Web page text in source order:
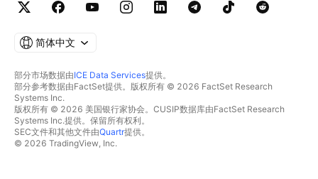
简体中文
部分市场数据由ICE Data Services提供。
部分参考数据由FactSet提供。版权所有 © 2026 FactSet Research
Systems Inc.
版权所有 © 2026 美国银行家协会。CUSIP数据库由FactSet Research
Systems Inc.提供。保留所有权利。
SEC文件和其他文件由Quartr提供。
© 2026 TradingView, Inc.